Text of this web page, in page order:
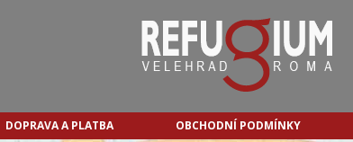
DOPRAVA A PLATBA OBCHODNÍ PODMÍNKY